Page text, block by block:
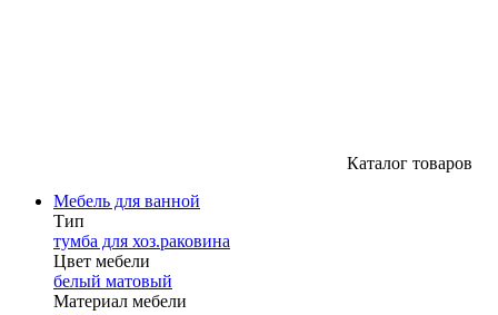
Каталог товаров
Мебель для ванной
Тип
тумба для хоз.раковина
Цвет мебели
белый матовый
Материал мебели